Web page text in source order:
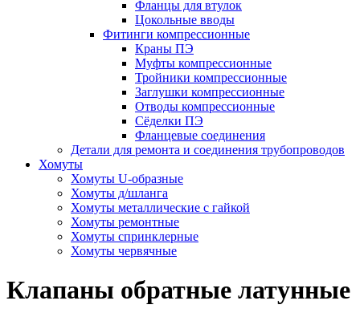
Фланцы для втулок
Цокольные вводы
Фитинги компрессионные
Краны ПЭ
Муфты компрессионные
Тройники компрессионные
Заглушки компрессионные
Отводы компрессионные
Сёделки ПЭ
Фланцевые соединения
Детали для ремонта и соединения трубопроводов
Хомуты
Хомуты U-образные
Хомуты д/шланга
Хомуты металлические с гайкой
Хомуты ремонтные
Хомуты спринклерные
Хомуты червячные
Клапаны обратные латунные